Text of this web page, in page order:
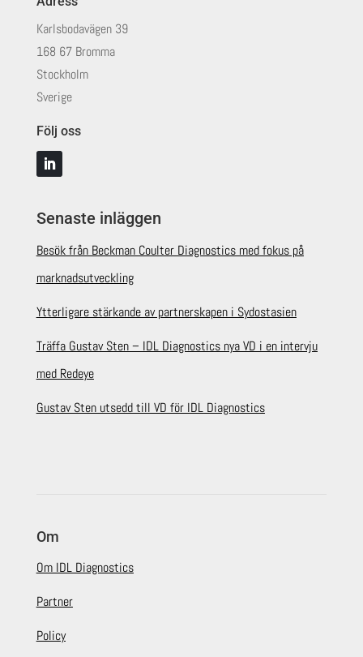
Karlsbodavägen 39
168 67 Bromma
Stockholm
Sverige
Följ oss
Senaste inläggen
Besök från Beckman Coulter Diagnostics med fokus på
marknadsutveckling
Ytterligare stärkande av partnerskapen i Sydostasien
Träffa Gustav Sten – IDL Diagnostics nya VD i en intervju
med Redeye
Gustav Sten utsedd till VD för IDL Diagnostics
Om
Om IDL Diagnostics
Partner
Policy